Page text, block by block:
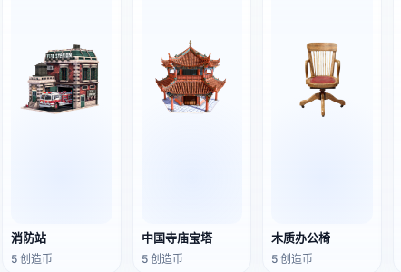
消防站
5 创造币
中国寺庙宝塔
5 创造币
木质办公椅
5 创造币